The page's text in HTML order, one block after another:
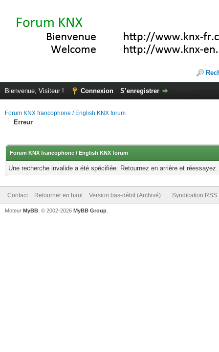
Bienvenue, Visiteur ! Connexion S’enregistrer
Forum KNX francophone / English KNX forum
Erreur
Forum KNX francophone / English KNX forum
Une recherche invalide a été spécifiée. Retournez en arrière et réessayez.
Contact Retourner en haut Version bas-débit (Archivé) Syndication RSS
Moteur MyBB , © 2002-2026 MyBB Group